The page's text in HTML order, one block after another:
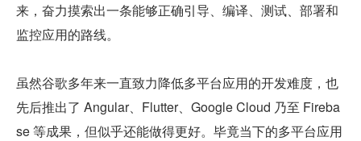
来，奋力摸索出一条能够正确引导、编译、测试、部署和
监控应用的路线。
虽然谷歌多年来一直致力降低多平台应用的开发难度，也
先后推出了 Angular、Flutter、Google Cloud 乃至 Fireba
se 等成果，但似乎还能做得更好。毕竟当下的多平台应用